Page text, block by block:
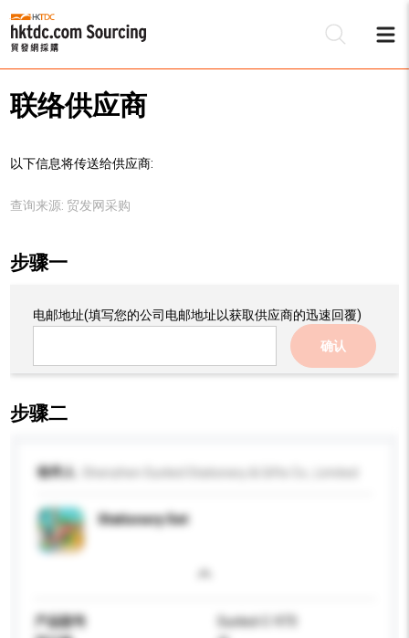
联络供应商
以下信息将传送给供应商:
查询来源: 贸发网采购
步骤一
电邮地址(填写您的公司电邮地址以获取供应商的迅速回覆)
确认
步骤二
收件人
Stationery Set
产品型号
Sunled-C-973